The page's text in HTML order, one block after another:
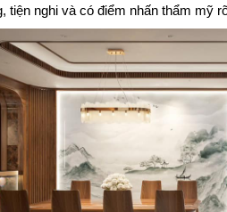
tiện nghi và có điểm nhấn thẩm mỹ